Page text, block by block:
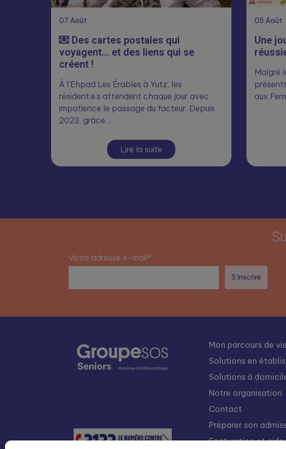
07 Août
💌 Des cartes postales qui
voyagent… et des liens qui se
créent !
À l’Ehpad Les Érables à Yutz, les
résident.e.s attendent chaque jour avec
impatience le passage du facteur. Depuis
2023, grâce…
Lire la suite
05 Août
Une
Malgré
aux
Votre adresse e-mail*
Mon parcours de
Solutions en
Solutions à
Notre organisation
Contact
Préparer son
Facturation et